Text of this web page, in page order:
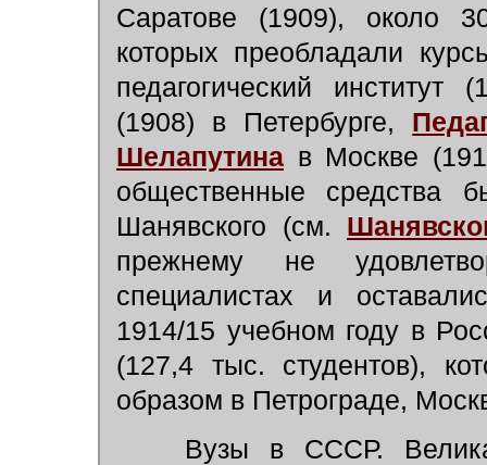
Саратове (1909), около
которых преобладали
педагогический институт
(1908) в Петербурге,
Шелапутина в Москве
общественные средства
Шанявского (см.
прежнему не
специалистах и
1914/15 учебном году в
(127,4 тыс. студентов),
образом в Петрограде,
Вузы в СССР. Великая